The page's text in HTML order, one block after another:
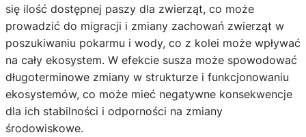
się ilość dostępnej paszy dla zwierząt, co może
prowadzić do migracji i zmiany zachowań zwierząt w
poszukiwaniu pokarmu i wody, co z kolei może wpływać
na cały ekosystem. W efekcie susza może spowodować
długoterminowe zmiany w strukturze i funkcjonowaniu
ekosystemów, co może mieć negatywne konsekwencje
dla ich stabilności i odporności na zmiany
środowiskowe.